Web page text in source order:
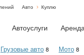
Авто Куплю
Автоуслуги Аренда
Грузовые авто 8 Мото 8